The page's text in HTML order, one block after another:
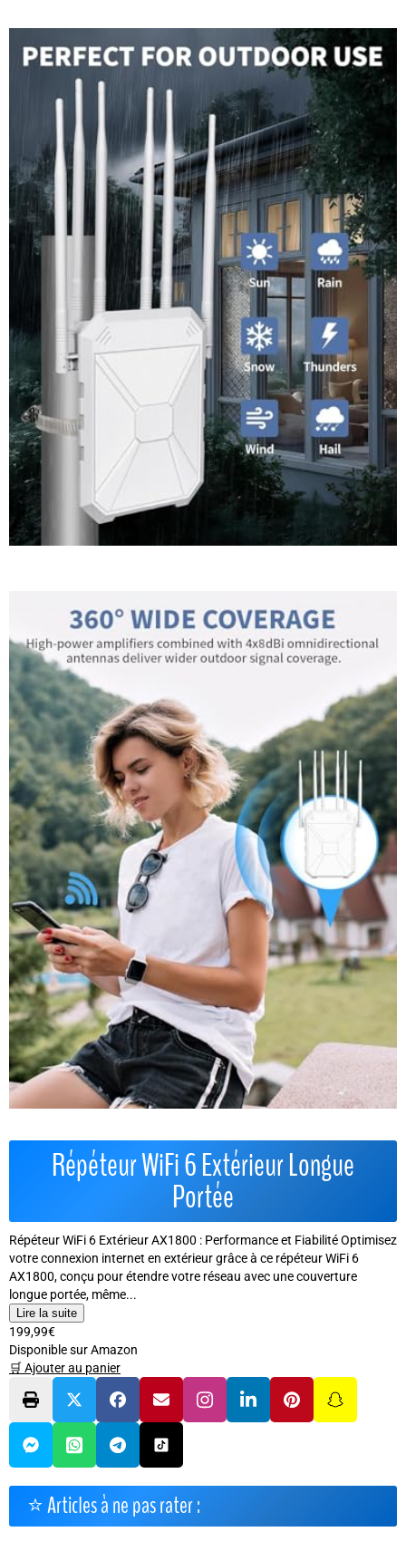
Répéteur WiFi 6 Extérieur Longue
Portée
Répéteur WiFi 6 Extérieur AX1800 : Performance et Fiabilité Optimisez
votre connexion internet en extérieur grâce à ce répéteur WiFi 6
AX1800, conçu pour étendre votre réseau avec une couverture
longue portée, même...
Lire la suite
199,99€
Disponible sur Amazon
🛒 Ajouter au panier
⭐ Articles à ne pas rater :